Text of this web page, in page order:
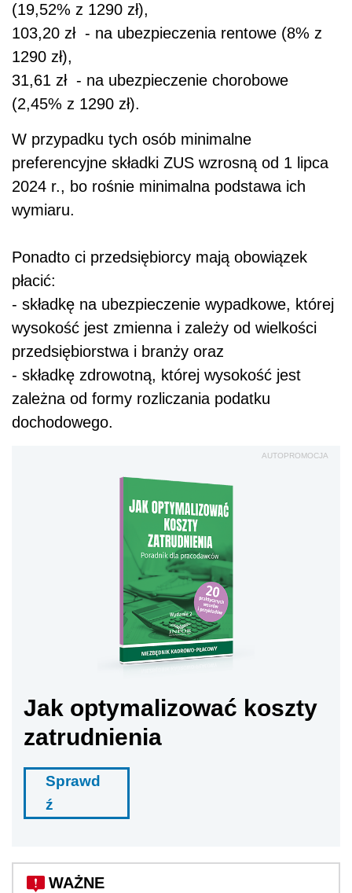
(19,52% z 1290 zł),
103,20 zł - na ubezpieczenia rentowe (8% z
1290 zł),
31,61 zł - na ubezpieczenie chorobowe
(2,45% z 1290 zł).
W przypadku tych osób minimalne
preferencyjne składki ZUS wzrosną od 1 lipca
2024 r., bo rośnie minimalna podstawa ich
wymiaru.
Ponadto ci przedsiębiorcy mają obowiązek
płacić:
- składkę na ubezpieczenie wypadkowe, której
wysokość jest zmienna i zależy od wielkości
przedsiębiorstwa i branży oraz
- składkę zdrowotną, której wysokość jest
zależna od formy rozliczania podatku
dochodowego.
AUTOPROMOCJA
Jak optymalizować koszty
zatrudnienia
Sprawd
ź
WAŻNE